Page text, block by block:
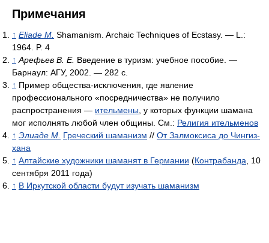
Примечания
↑ Eliade M. Shamanism. Archaic Techniques of Ecstasy. — L.:
1964. P. 4
↑ Арефьев В. Е. Введение в туризм: учебное пособие. —
Барнаул: АГУ, 2002. — 282 с.
↑ Пример общества-исключения, где явление
профессионального «посредничества» не получило
распространения — ительмены , у которых функции шамана
мог исполнять любой член общины. См.: Религия ительменов
↑ Элиаде М. Греческий шаманизм // От Залмоксиса до Чингиз-
хана
↑ Алтайские художники шаманят в Германии (Контрабанда , 10
сентября 2011 года)
↑ В Иркутской области будут изучать шаманизм